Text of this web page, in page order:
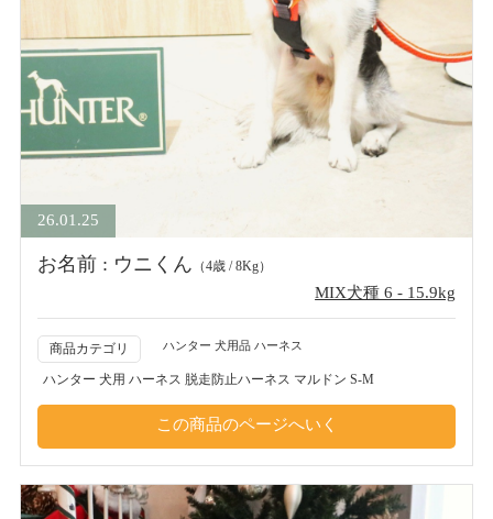
26.01.25
お名前 : ウニくん （4歳 / 8Kg）
MIX犬種 6 - 15.9kg
商品カテゴリ ハンター 犬用品 ハーネス
ハンター 犬用 ハーネス 脱走防止ハーネス マルドン S-M